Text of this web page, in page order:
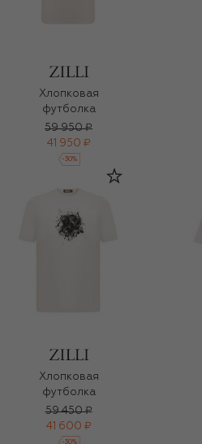
Хлопковая
футболка
59 950 ₽
41 950 ₽
-30%
Хлопковая
футболка
59 450 ₽
41 600 ₽
-30%